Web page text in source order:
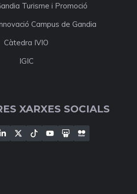
Turisme i Promoció
Campus de Gandia
Càtedra IVIO
IGIC
XARXES SOCIALS